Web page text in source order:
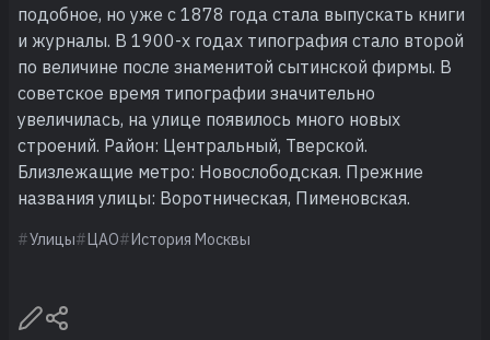
подобное, но уже с 1878 года стала выпускать книги
и журналы. В 1900-х годах типография стало второй
по величине после знаменитой сытинской фирмы. В
советское время типографии значительно
увеличилась, на улице появилось много новых
строений. Район: Центральный, Тверской.
Близлежащие метро: Новослободская. Прежние
названия улицы: Воротническая, Пименовская.
Улицы ЦАО История Москвы